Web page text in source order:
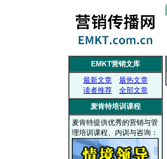
EMKT营销文库
最新文章
最热文章
读者推荐
全部文章
麦肯特培训课程
麦肯特提供优秀的营销与管
理培训课程、内训与咨询：